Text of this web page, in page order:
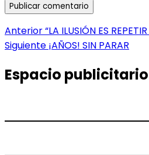
Navegación
de
entradas
AnteriorEntrada
anterior:
“LA ILUSIÓN ES
Siguiente Entrada
¡AÑOS! SIN PARAR
Espacio publicitario